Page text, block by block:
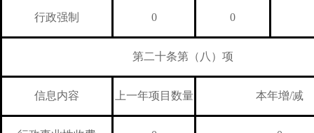
行政强制 0 0
第二十条第（八）项
信息内容 上一年项目数量 本年增/减